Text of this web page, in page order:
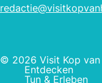
© 2026 Visit Kop van
Entdecken
Tun & Erleben